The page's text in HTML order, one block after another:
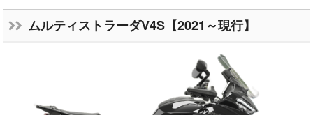
ムルティストラーダV4S【2021～現行】